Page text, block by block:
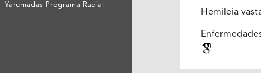
Yarumadas Programa Radial
Hemileia